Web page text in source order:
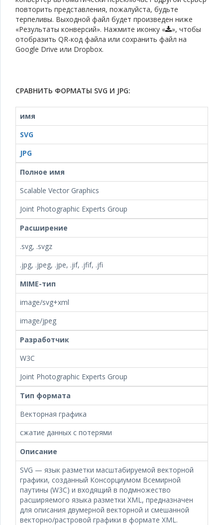
повторить представления, пожалуйста, будьте
терпеливы. Выходной файл будет произведен ниже
«Результаты конверсий». Нажмите иконку «
», чтобы
отобразить QR-код файла или сохранить файл на
Google Drive или Dropbox.
СРАВНИТЬ ФОРМАТЫ SVG И JPG:
имя
SVG
JPG
Полное имя
Scalable Vector Graphics
Joint Photographic Experts Group
Расширение
.svg, .svgz
.jpg, .jpeg, .jpe, .jif, .jfif, .jfi
MIME-тип
image/svg+xml
image/jpeg
Разработчик
W3C
Joint Photographic Experts Group
Тип формата
Векторная графика
сжатие данных с потерями
Описание
SVG — язык разметки масштабируемой векторной
графики, созданный Консорциумом Всемирной
паутины (W3C) и входящий в подмножество
расширяемого языка разметки XML, предназначен
для описания двумерной векторной и смешанной
векторно/растровой графики в формате XML.